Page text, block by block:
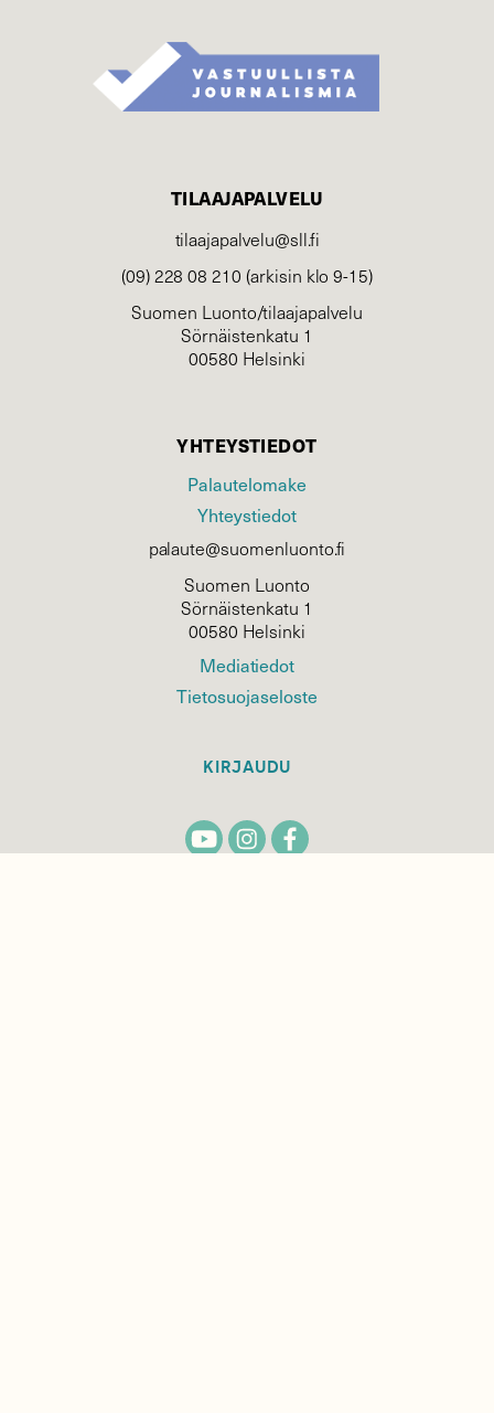
TILAAJAPALVELU
tilaajapalvelu@sll.fi
(09) 228 08 210 (arkisin klo 9-15)
Suomen Luonto/tilaajapalvelu
Sörnäistenkatu 1
00580 Helsinki
YHTEYSTIEDOT
Palautelomake
Yhteystiedot
palaute@suomenluonto.fi
Suomen Luonto
Sörnäistenkatu 1
00580 Helsinki
Mediatiedot
Tietosuojaseloste
KIRJAUDU